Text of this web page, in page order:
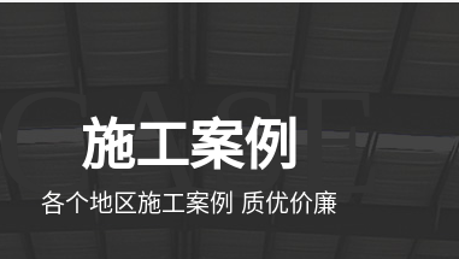
施工案例
各个地区施工案例 质优价廉